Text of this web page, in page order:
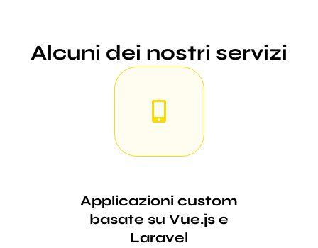
Alcuni dei nostri servizi
Applicazioni custom
basate su Vue.js e
Laravel